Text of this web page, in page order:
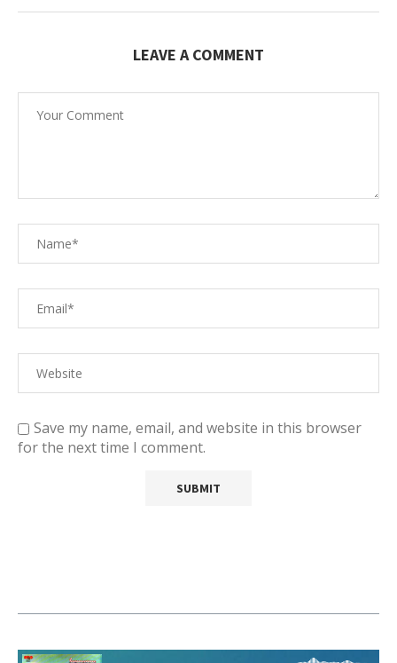
LEAVE A COMMENT
Save my name, email, and website in this browser
for the next time I comment.